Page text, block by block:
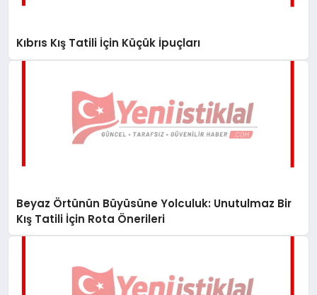
Kıbrıs Kış Tatili İçin Küçük İpuçları
Beyaz Örtünün Büyüsüne Yolculuk: Unutulmaz Bir
Kış Tatili İçin Rota Önerileri